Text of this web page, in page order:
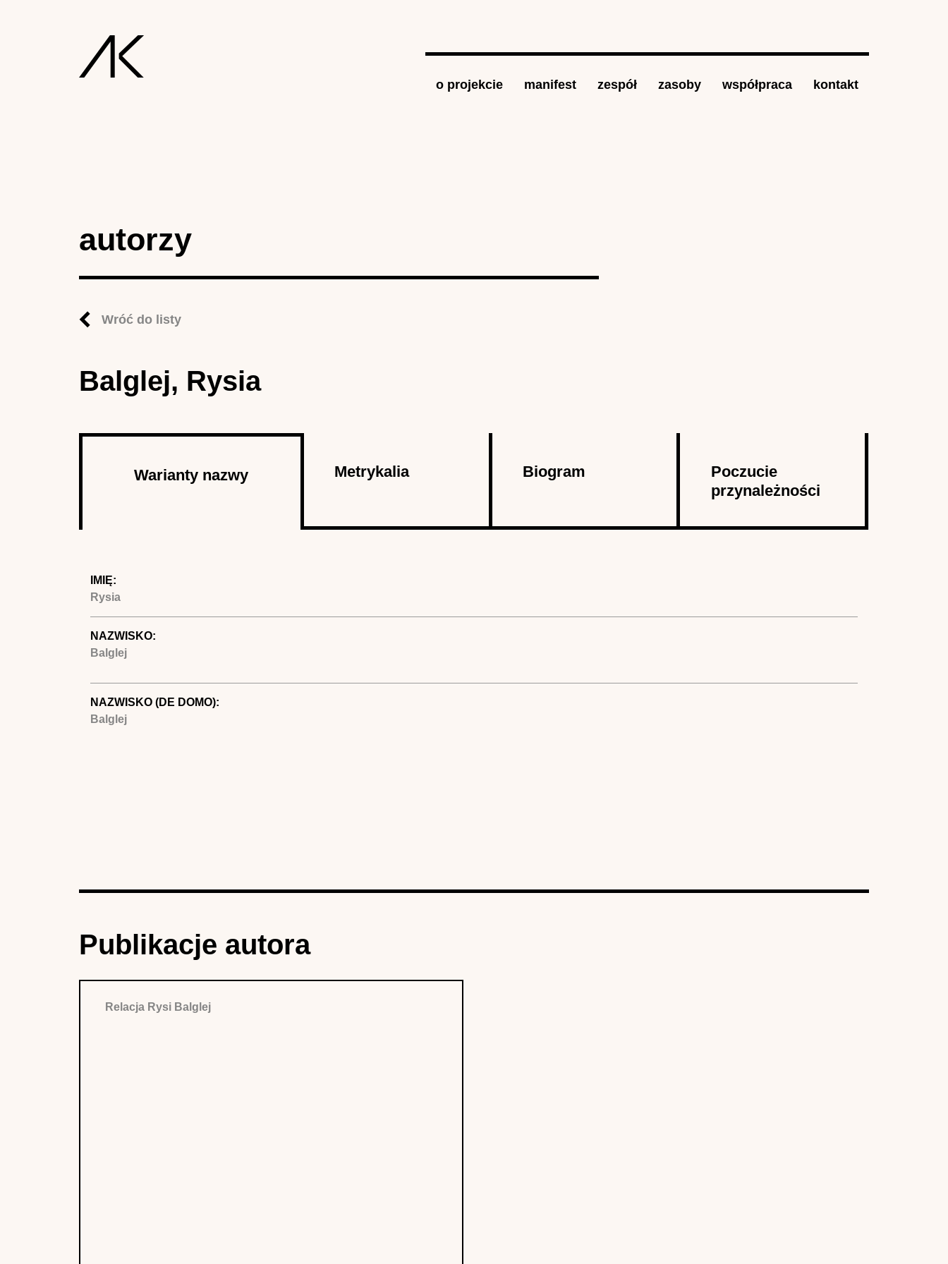
o projekcie manifest zespół zasoby współpraca kontakt
autorzy
Wróć do listy
Balglej, Rysia
AutorWarianty nazwy Metrykalia Biogram
Poczucie
przynależności
IMIĘ:
Rysia
NAZWISKO:
Balglej
NAZWISKO (DE DOMO):
Balglej
Publikacje autora
Relacja Rysi Balglej